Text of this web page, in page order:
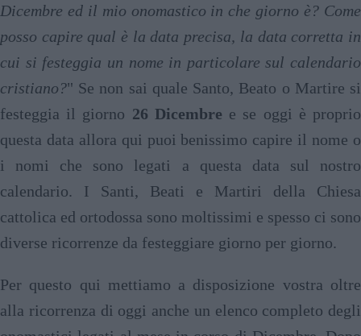
Dicembre ed il mio onomastico in che giorno è? Come
posso capire qual è la data precisa, la data corretta in
cui si festeggia un nome in particolare sul calendario
cristiano?" Se non sai quale Santo, Beato o Martire si
festeggia il giorno 26 Dicembre e se oggi è proprio
questa data allora qui puoi benissimo capire il nome o
i nomi che sono legati a questa data sul nostro
calendario. I Santi, Beati e Martiri della Chiesa
cattolica ed ortodossa sono moltissimi e spesso ci sono
diverse ricorrenze da festeggiare giorno per giorno.
Per questo qui mettiamo a disposizione vostra oltre
alla ricorrenza di oggi anche un elenco completo degli